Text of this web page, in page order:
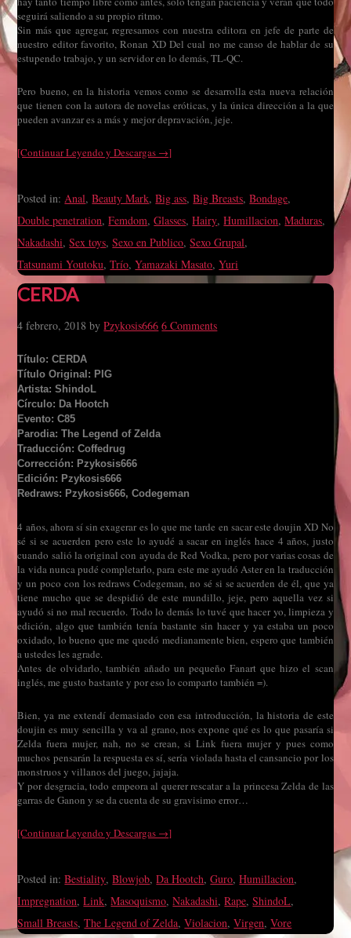
seguirá saliendo a su propio ritmo.
Sin más que agregar, regresamos con nuestra editora en jefe de parte de
nuestro editor favorito, Ronan XD Del cual no me canso de hablar de su
estupendo trabajo, y un servidor en lo demás, TL-QC.
Pero bueno, en la historia vemos como se desarrolla esta nueva relación
que tienen con la autora de novelas eróticas, y la única dirección a la que
pueden avanzar es a más y mejor depravación, jeje.
[Continuar Leyendo y Descargas →]
Posted in:Anal,Beauty Mark,Big ass,Big Breasts,Bondage,
Double penetration,Femdom,Glasses,Hairy,Humillacion,Maduras,
Nakadashi,Sex toys,Sexo en Publico,Sexo Grupal,
Tatsunami Youtoku,Trío,Yamazaki Masato,Yuri
CERDA
4 febrero, 2018 byPzykosis666 6 Comments
Título: CERDA
Título Original: PIG
Artista: ShindoL
Círculo: Da Hootch
Evento: C85
Parodia: The Legend of Zelda
Traducción: Coffedrug
Corrección: Pzykosis666
Edición: Pzykosis666
Redraws: Pzykosis666, Codegeman
4 años, ahora sí sin exagerar es lo que me tarde en sacar este doujin XD No
sé si se acuerden pero este lo ayudé a sacar en inglés hace 4 años, justo
cuando salió la original con ayuda de Red Vodka, pero por varias cosas de
la vida nunca pudé completarlo, para este me ayudó Aster en la traducción
y un poco con los redraws Codegeman, no sé si se acuerden de él, que ya
tiene mucho que se despidió de este mundillo, jeje, pero aquella vez si
ayudó si no mal recuerdo. Todo lo demás lo tuvé que hacer yo, limpieza y
edición, algo que también tenía bastante sin hacer y ya estaba un poco
oxidado, lo bueno que me quedó medianamente bien, espero que también
a ustedes les agrade.
Antes de olvidarlo, también añado un pequeño Fanart que hizo el scan
inglés, me gusto bastante y por eso lo comparto también =).
Bien, ya me extendí demasiado con esa introducción, la historia de este
doujin es muy sencilla y va al grano, nos expone qué es lo que pasaría si
Zelda fuera mujer, nah, no se crean, si Link fuera mujer y pues como
muchos pensarán la respuesta es sí, sería violada hasta el cansancio por los
monstruos y villanos del juego, jajaja.
Y por desgracia, todo empeora al querer rescatar a la princesa Zelda de las
garras de Ganon y se da cuenta de su gravisimo error…
[Continuar Leyendo y Descargas →]
Posted in:Bestiality,Blowjob,Da Hootch,Guro,Humillacion,
Impregnation,Link,Masoquismo,Nakadashi,Rape,ShindoL,
Small Breasts,The Legend of Zelda,Violacion,Virgen,Vore